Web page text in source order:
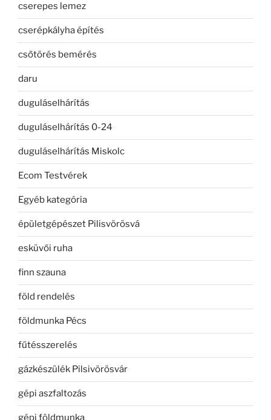
cserepes lemez
cserépkályha építés
csőtörés bemérés
daru
duguláselhárítás
duguláselhárítás 0-24
duguláselhárítás Miskolc
Ecom Testvérek
Egyéb kategória
épületgépészet Pilisvörösvá
esküvői ruha
finn szauna
föld rendelés
földmunka Pécs
fűtésszerelés
gázkészülék Pilsivörösvár
gépi aszfaltozás
gépi földmunka